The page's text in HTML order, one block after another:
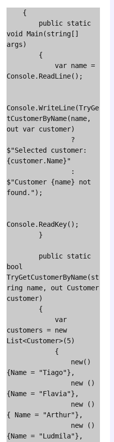
void Main(string[]
args)
Console.ReadLine();
Console.WriteLine(TryGe
tCustomerByName(name,
out var customer)
$"Selected customer:
{customer.Name}"
$"Customer {name} not
found.");
Console.ReadKey();
bool
TryGetCustomerByName(st
ring name, out Customer
customer)
customers = new
List<Customer>(5)
{Name = "Tiago"},
{Name = "Flavia"},
{ Name = "Arthur"},
{Name = "Ludmila"},